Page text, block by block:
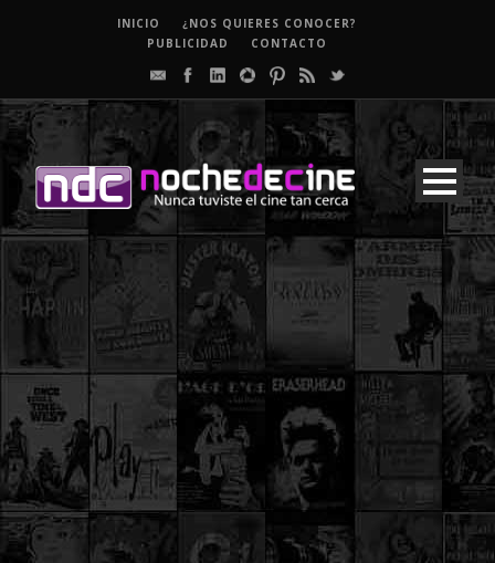
INICIO
¿NOS QUIERES CONOCER?
PUBLICIDAD
CONTACTO